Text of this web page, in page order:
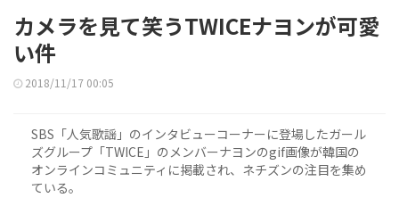
カメラを見て笑うTWICEナヨンが可愛
い件
2018/11/17 00:05
SBS「人気歌謡」のインタビューコーナーに登場したガール
ズグループ「TWICE」のメンバーナヨンのgif画像が韓国の
オンラインコミュニティに掲載され、ネチズンの注目を集め
ている。